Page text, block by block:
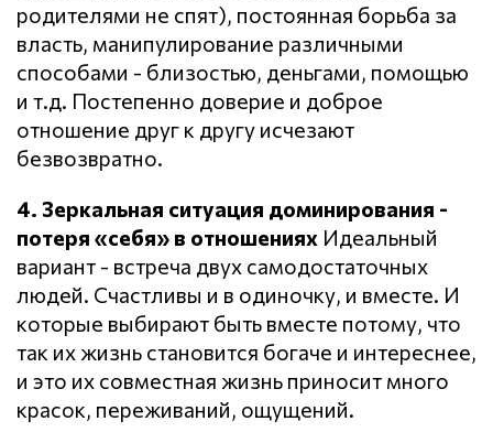
родителями не спят), постоянная борьба за
власть, манипулирование различными
способами - близостью, деньгами, помощью
и т.д. Постепенно доверие и доброе
отношение друг к другу исчезают
безвозвратно.
4. Зеркальная ситуация доминирования -
потеря «себя» в отношениях Идеальный
вариант - встреча двух самодостаточных
людей. Счастливы и в одиночку, и вместе. И
которые выбирают быть вместе потому, что
так их жизнь становится богаче и интереснее,
и это их совместная жизнь приносит много
красок, переживаний, ощущений.